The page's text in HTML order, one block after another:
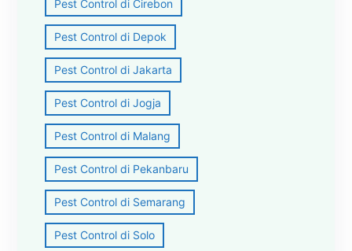
Pest Control di Cirebon
Pest Control di Depok
Pest Control di Jakarta
Pest Control di Jogja
Pest Control di Malang
Pest Control di Pekanbaru
Pest Control di Semarang
Pest Control di Solo